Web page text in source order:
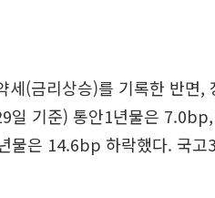
(금리상승)를 기록한 반면,
일 기준) 통안1년물은
은 14.6bp 하락했다. 국고